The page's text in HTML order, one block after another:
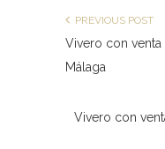
PREVIOUS POST
Vivero con venta
Málaga
Vivero con